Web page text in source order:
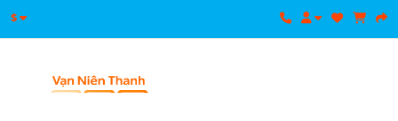
$